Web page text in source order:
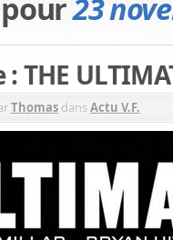
pour23
THE
Thomas dansActu V.F.